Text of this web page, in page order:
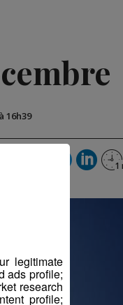
16h39
legitimate
ads profile;
research
profile;